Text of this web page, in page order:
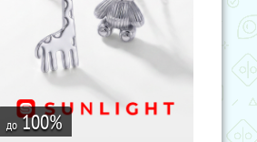
до 100%